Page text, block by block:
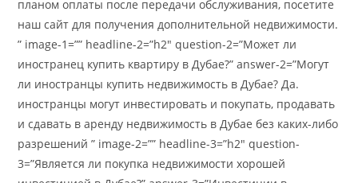
планом оплаты после передачи обслуживания, посетите
наш сайт для получения дополнительной недвижимости.
” image-1=”” headline-2=”h2″ question-2=”Может ли
иностранец купить квартиру в Дубае?” answer-2=”Могут
ли иностранцы купить недвижимость в Дубае? Да.
иностранцы могут инвестировать и покупать, продавать
и сдавать в аренду недвижимость в Дубае без каких-либо
разрешений ” image-2=”” headline-3=”h2″ question-
3=”Является ли покупка недвижимости хорошей